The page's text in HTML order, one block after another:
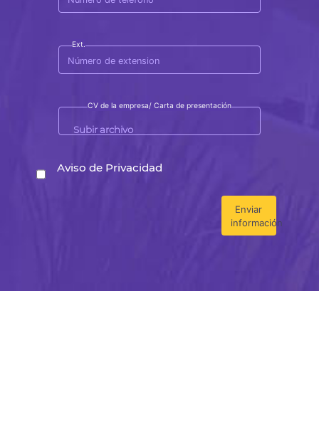
Ext.
CV de la empresa/ Carta de presentación
Aviso de Privacidad
Enviar
información